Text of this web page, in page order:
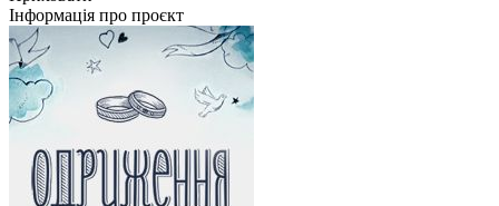
Інформація про проєкт